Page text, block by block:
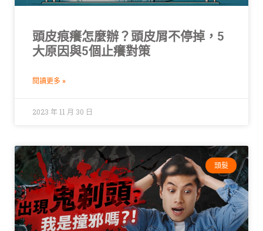
頭皮痕癢怎麼辦？頭皮屑不停掉，5
大原因與5個止癢對策
閱讀更多 »
2023 年 11 月 30 日
頭髮